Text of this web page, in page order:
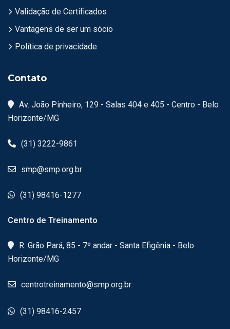
Validação de Certificados
Vantagens de ser um sócio
Política de privacidade
Contato
Av. João Pinheiro, 129 - Salas 404 e 405 - Centro - Belo
Horizonte/MG
(31) 3222-9861
smp@smp.org.br
(31) 98416-1277
Centro de Treinamento
R. Grão Pará, 85 - 7º andar - Santa Efigênia - Belo
Horizonte/MG
centrotreinamento@smp.org.br
(31) 98416-2457